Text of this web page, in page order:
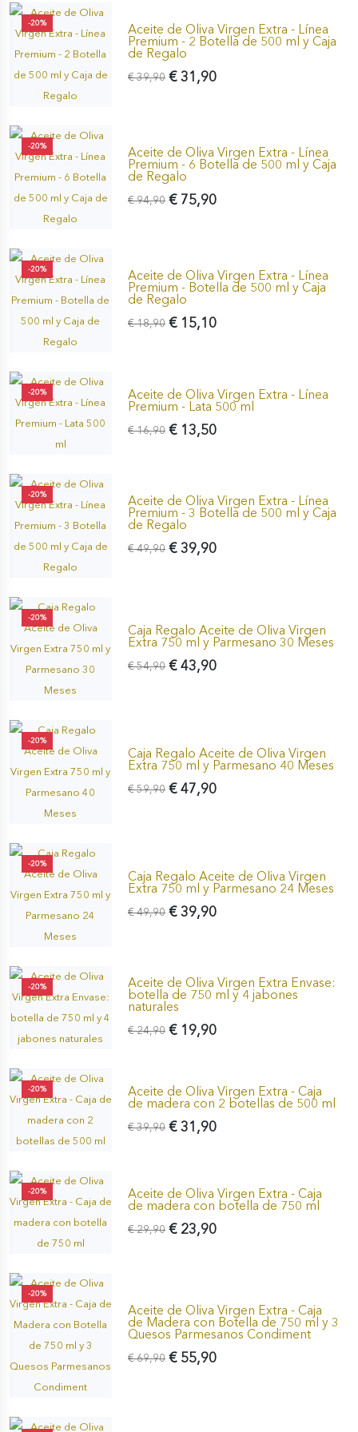
-20% Aceite de Oliva Virgen Extra - Línea
Premium - 2 Botella de 500 ml y Caja
de Regalo
€ 31,90
€ 39,90
-20% Aceite de Oliva Virgen Extra - Línea
Premium - 6 Botella de 500 ml y Caja
de Regalo
€ 75,90
€ 94,90
-20% Aceite de Oliva Virgen Extra - Línea
Premium - Botella de 500 ml y Caja
de Regalo
€ 15,10
€ 18,90
-20% Aceite de Oliva Virgen Extra - Línea
Premium - Lata 500 ml
€ 13,50
€ 16,90
-20% Aceite de Oliva Virgen Extra - Línea
Premium - 3 Botella de 500 ml y Caja
de Regalo
€ 39,90
€ 49,90
-20%
Caja Regalo Aceite de Oliva Virgen
Extra 750 ml y Parmesano 30 Meses
€ 43,90
€ 54,90
-20%
Caja Regalo Aceite de Oliva Virgen
Extra 750 ml y Parmesano 40 Meses
€ 47,90
€ 59,90
-20%
Caja Regalo Aceite de Oliva Virgen
Extra 750 ml y Parmesano 24 Meses
€ 39,90
€ 49,90
-20% Aceite de Oliva Virgen Extra Envase:
botella de 750 ml y 4 jabones
naturales
€ 19,90
€ 24,90
-20% Aceite de Oliva Virgen Extra - Caja
de madera con 2 botellas de 500 ml
€ 31,90
€ 39,90
-20% Aceite de Oliva Virgen Extra - Caja
de madera con botella de 750 ml
€ 23,90
€ 29,90
-20%
Aceite de Oliva Virgen Extra - Caja
de Madera con Botella de 750 ml y 3
Quesos Parmesanos Condiment
€ 55,90
€ 69,90